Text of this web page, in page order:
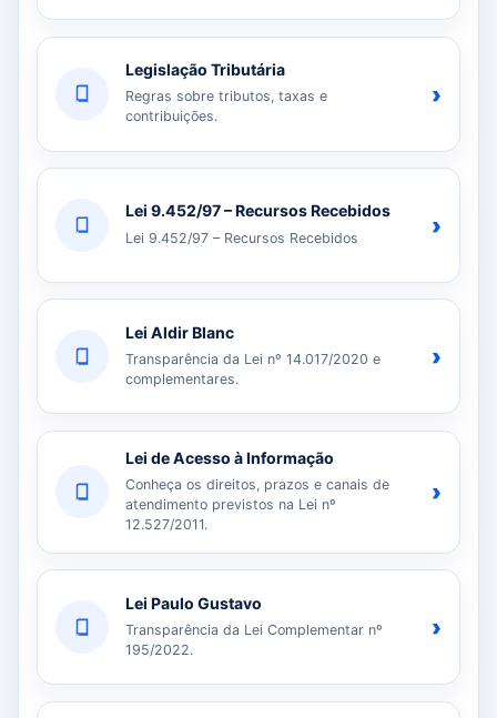
Legislação Tributária
Regras sobre tributos, taxas e
contribuições.
›
Lei 9.452/97 – Recursos Recebidos
Lei 9.452/97 – Recursos Recebidos ›
Lei Aldir Blanc
Transparência da Lei nº 14.017/2020 e
complementares.
›
Lei de Acesso à Informação
Conheça os direitos, prazos e canais de
atendimento previstos na Lei nº
12.527/2011.
›
Lei Paulo Gustavo
Transparência da Lei Complementar nº
195/2022.
›